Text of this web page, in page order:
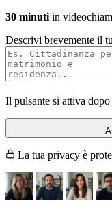
30 minuti in
Descrivi brevemente il
Il pulsante si attiva
La tua privacy è